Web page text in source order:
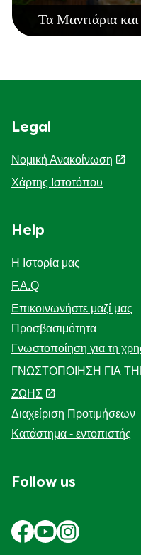
Τα Μανιτάρια
Legal
Νομική Ανακοίνωση
Χάρτης Ιστοτόπου
Help
Η Ιστορία μας
F.A.Q
Επικοινωνήστε μαζί μας
Προσβασιμότητα
Γνωστοποίηση για τη
ΓΝΩΣΤΟΠΟΙΗΣΗ ΓΙΑ
ΖΩΗΣ
Διαχείριση Προτιμήσεων
Κατάστημα - εντοπιστής
Follow us